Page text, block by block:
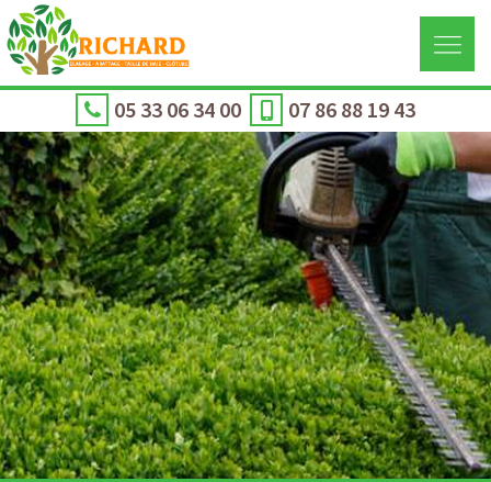
05 33 06 34 00 07 86 88 19 43